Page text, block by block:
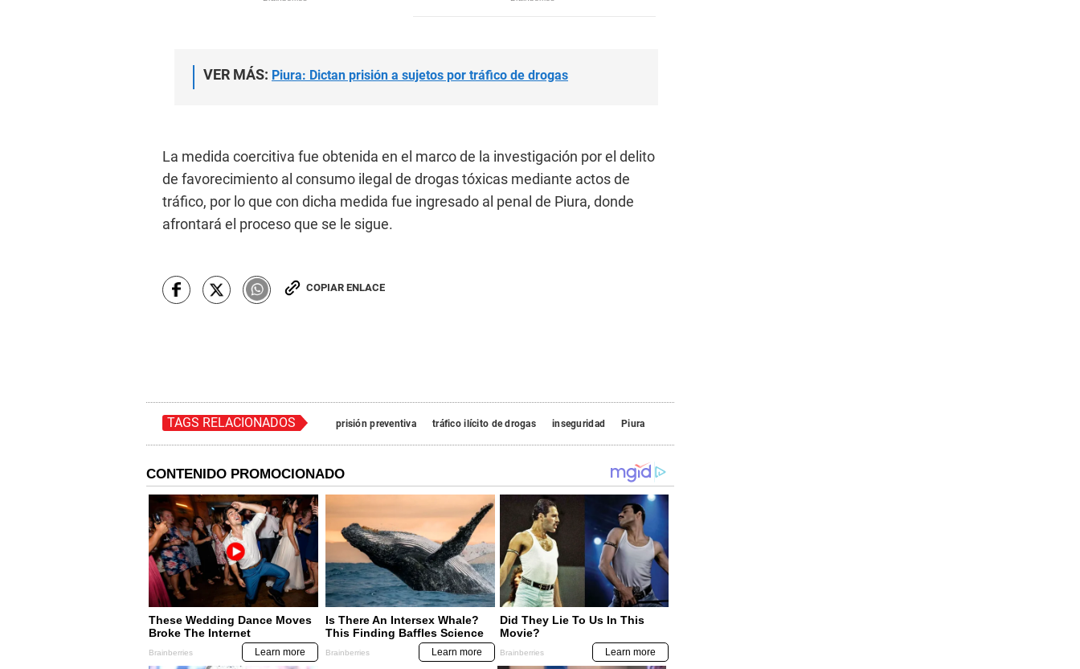
VER MÁS: Piura: Dictan prisión a sujetos por tráfico de drogas
La medida coercitiva fue obtenida en el marco de la investigación por el delito
de favorecimiento al consumo ilegal de drogas tóxicas mediante actos de
tráfico, por lo que con dicha medida fue ingresado al penal de Piura, donde
afrontará el proceso que se le sigue.
COPIAR ENLACE
TAGS RELACIONADOS prisión preventiva tráfico ilícito de drogas inseguridad Piura